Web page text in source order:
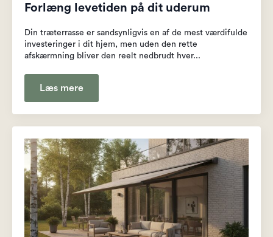
Forlæng levetiden på dit uderum
Din træterrasse er sandsynligvis en af de mest værdifulde
investeringer i dit hjem, men uden den rette
afskærmning bliver den reelt nedbrudt hver...
Læs mere